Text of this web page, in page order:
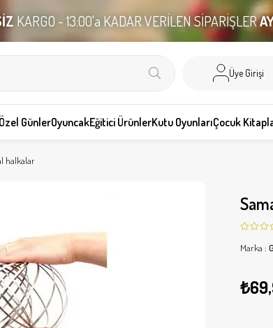
KARGO - 13:00'a KADAR VERİLEN SİPARİŞLER
Üye Girişi
Özel GünlerOyuncakEğitici ÜrünlerKutu OyunlarıÇocuk
halkalar
Marka :